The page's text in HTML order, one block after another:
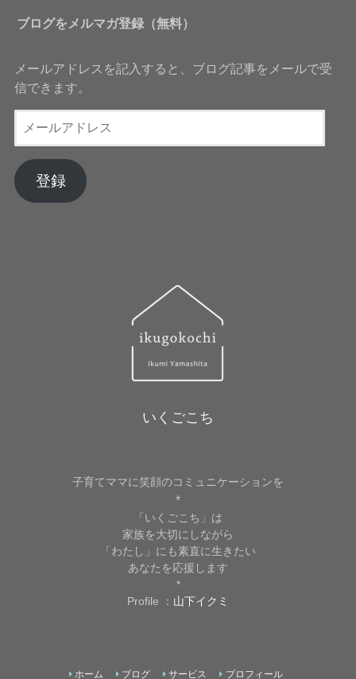
ブログをメルマガ登録（無料）
メールアドレスを記入すると、ブログ記事をメールで受
信できます。
ー
ア
ド
登録
いくごこち
子育てママに笑顔のコミュニケーションを
*
「いくごこち」は
家族を大切にしながら
「わたし」にも素直に生きたい
あなたを応援します
*
Profile ： 山下イクミ
ホーム ブログ サービス プロフィール